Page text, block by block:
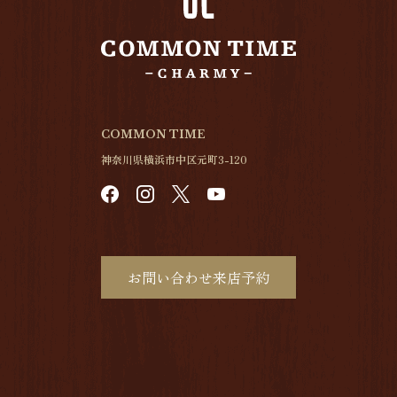
COMMON TIME
神奈川県横浜市中区元町3-120
お問い合わせ来店予約